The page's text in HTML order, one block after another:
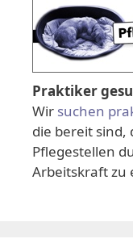
Praktiker
Wir suchen
die bereit
Pflegestellen
Arbeitskraft zu